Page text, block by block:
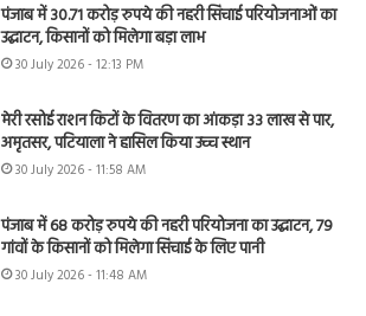
पंजाब में 30.71 करोड़ रुपये की नहरी सिंचाई परियोजनाओं का
उद्घाटन, किसानों को मिलेगा बड़ा लाभ
30 July 2026 - 12:13 PM
मेरी रसोई राशन किटों के वितरण का आंकड़ा 33 लाख से पार,
अमृतसर, पटियाला ने हासिल किया उच्च स्थान
30 July 2026 - 11:58 AM
पंजाब में 68 करोड़ रुपये की नहरी परियोजना का उद्घाटन, 79
गांवों के किसानों को मिलेगा सिंचाई के लिए पानी
30 July 2026 - 11:48 AM